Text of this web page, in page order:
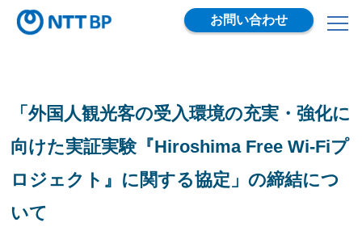
お問い合わせ
「外国人観光客の受入環境の充実・強化に
向けた実証実験『Hiroshima Free Wi-Fiプ
ロジェクト』に関する協定」の締結につ
いて